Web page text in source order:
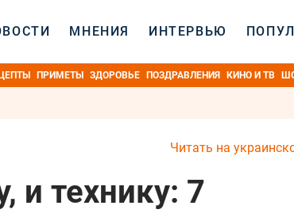
МНЕНИЯ ИНТЕРВЬЮ
ПРИМЕТЫ ЗДОРОВЬЕ ПОЗДРАВЛЕНИЯ КИНО И ТВ
Читать на
и технику: 7